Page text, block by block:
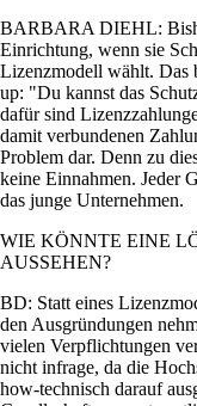
BARBARA DIEHL:
Einrichtung, wenn sie
Lizenzmodell wählt. Das
up:
Du kannst das
dafür sind
damit verbundenen
Problem dar. Denn zu
keine Einnahmen. Jeder
das junge Unternehmen.
WIE KÖNNTE EINE
AUSSEHEN?
BD: Statt eines
den Ausgründungen
vielen Verpflichtungen
nicht infrage, da die
how-­technisch darauf